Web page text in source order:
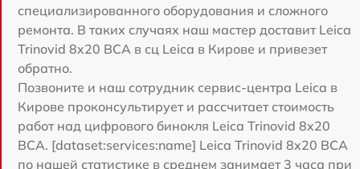
специализированного оборудования и сложного
ремонта. В таких случаях наш мастер доставит Leica
Trinovid 8x20 BCA в сц Leica в Кирове и привезет
обратно.
Позвоните и наш сотрудник сервис-центра Leica в
Кирове проконсультирует и рассчитает стоимость
работ над цифрового бинокля Leica Trinovid 8x20
BCA. [dataset:services:name] Leica Trinovid 8x20 BCA
по нашей статистике в среднем занимает 3 часа при